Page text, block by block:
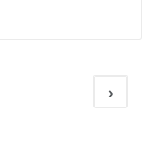
›